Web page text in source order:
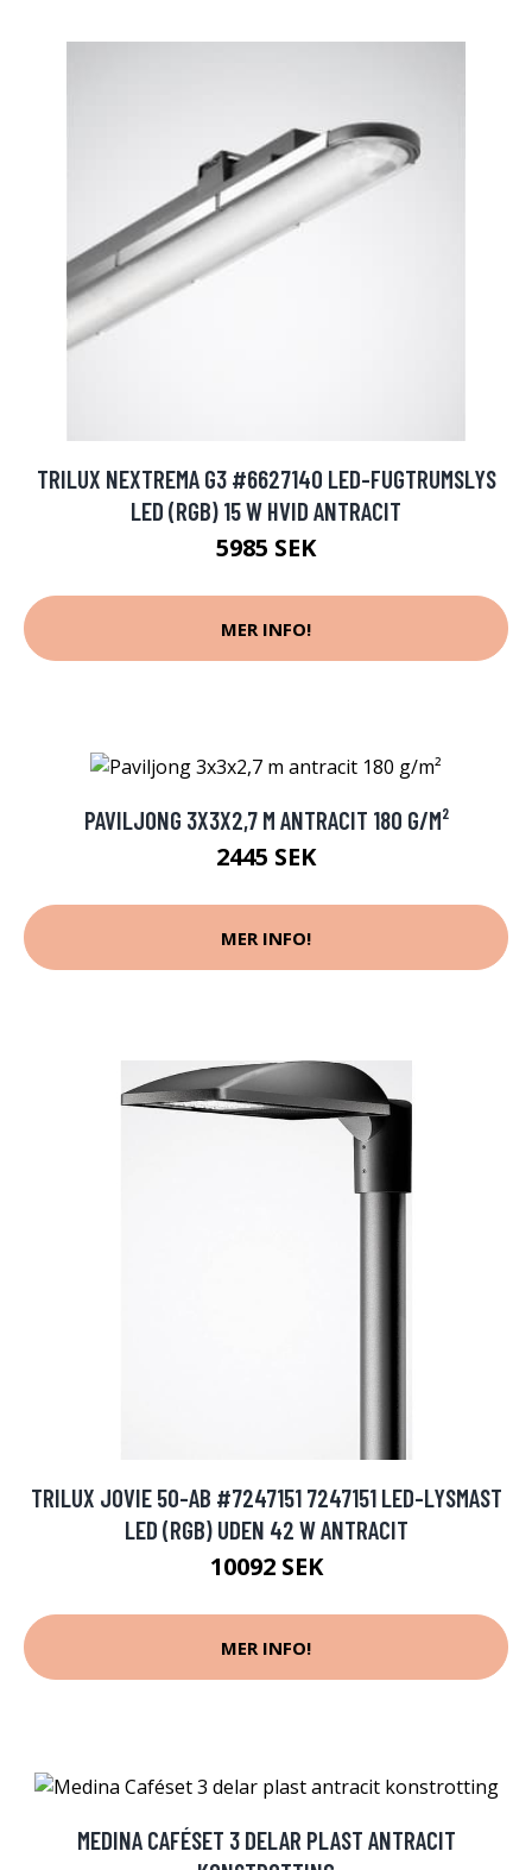
TRILUX NEXTREMA G3 #6627140 LED-FUGTRUMSLYS
LED (RGB) 15 W HVID ANTRACIT
5985 SEK
MER INFO!
PAVILJONG 3X3X2,7 M ANTRACIT 180 G/M²
2445 SEK
MER INFO!
TRILUX JOVIE 50-AB #7247151 7247151 LED-LYSMAST
LED (RGB) UDEN 42 W ANTRACIT
10092 SEK
MER INFO!
MEDINA CAFÉSET 3 DELAR PLAST ANTRACIT